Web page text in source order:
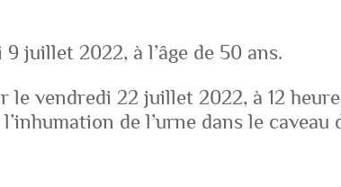
juillet 2022, à l’âge de 50 ans.
le vendredi 22 juillet 2022, à 12
de l’urne dans le caveau